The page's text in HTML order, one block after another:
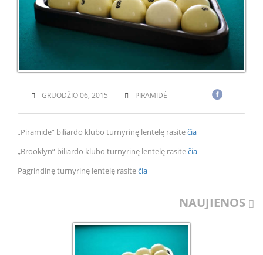
GRUODŽIO 06, 2015 PIRAMIDĖ
„Piramide“ biliardo klubo turnyrinę lentelę rasitečia
„Brooklyn“ biliardo klubo turnyrinę lentelę rasitečia
Pagrindinę turnyrinę lentelę rasitečia
NAUJIENOS